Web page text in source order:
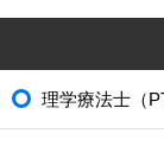
理学療法士（